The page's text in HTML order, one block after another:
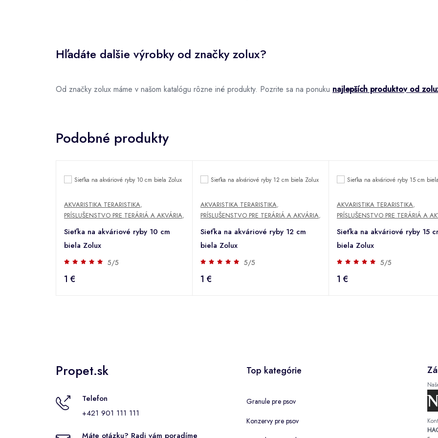
Hľadáte dalšie výrobky od značky zolux?
Od značky zolux máme v našom katalógu rôzne iné produkty. Pozrite sa na ponuku najlepších produktov od
Podobné produkty
AKVARISTIKA TERARISTIKA,
PRÍSLUŠENSTVO PRE TERÁRIÁ A AKVÁRIA,
Sieťka na akváriové ryby 10 cm
biela Zolux
5/5
1 €
AKVARISTIKA TERARISTIKA,
PRÍSLUŠENSTVO PRE TERÁRIÁ A AKVÁRIA,
Sieťka na akváriové ryby 12 cm
biela Zolux
5/5
1 €
AKVARISTIKA TERARISTIKA,
PRÍSLUŠENSTVO PRE TERÁRIÁ A
Sieťka na akváriové ryby 15
biela Zolux
5/5
1 €
Propet.sk
Telefon
+421 901 111 111
Máte otázku? Radi vám poradíme
Top kategórie
Granule pre psov
Konzervy pre psov